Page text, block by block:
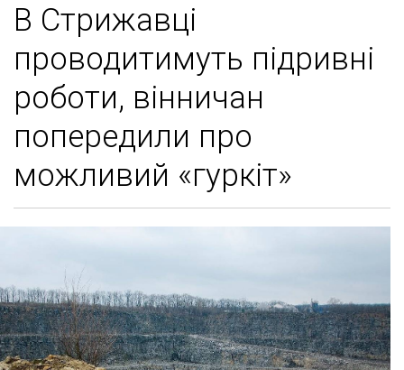
В Стрижавці
проводитимуть підривні
роботи, вінничан
попередили про
можливий «гуркіт»